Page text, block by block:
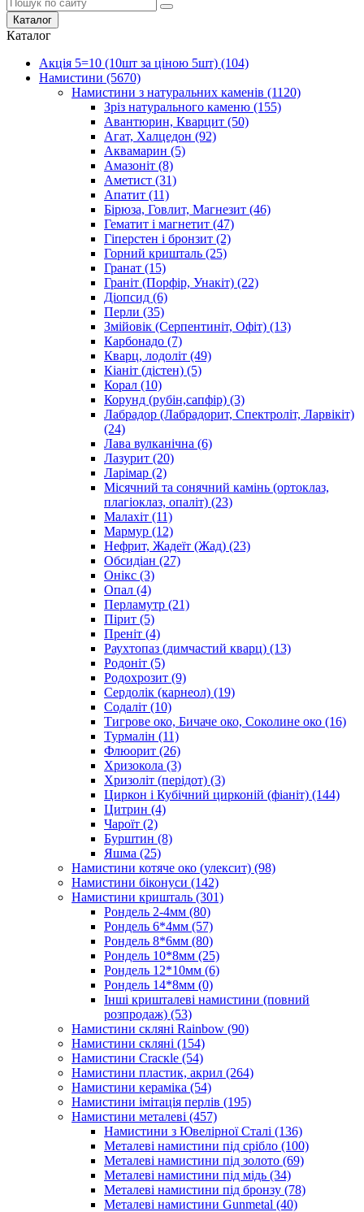
Каталог
Каталог
Акція 5=10 (10шт за ціною 5шт) (104)
Намистини (5670)
Намистини з натуральних каменів (1120)
Зріз натурального каменю (155)
Авантюрин, Кварцит (50)
Агат, Халцедон (92)
Аквамарин (5)
Амазоніт (8)
Аметист (31)
Апатит (11)
Бірюза, Говлит, Магнезит (46)
Гематит і магнетит (47)
Гіперстен і бронзит (2)
Горний кришталь (25)
Гранат (15)
Граніт (Порфір, Унакіт) (22)
Діопсид (6)
Перли (35)
Змійовік (Серпентиніт, Офіт) (13)
Карбонадо (7)
Кварц, лодоліт (49)
Кіаніт (дістен) (5)
Корал (10)
Корунд (рубін,сапфір) (3)
Лабрадор (Лабрадорит, Спектроліт, Ларвікіт)
(24)
Лава вулканічна (6)
Лазурит (20)
Ларімар (2)
Місячний та сонячний камінь (ортоклаз,
плагіоклаз, опаліт) (23)
Малахіт (11)
Мармур (12)
Нефрит, Жадеїт (Жад) (23)
Обсидіан (27)
Онікс (3)
Опал (4)
Перламутр (21)
Пірит (5)
Преніт (4)
Раухтопаз (димчастий кварц) (13)
Родоніт (5)
Родохрозит (9)
Сердолік (карнеол) (19)
Содаліт (10)
Тигрове око, Бичаче око, Соколине око (16)
Турмалін (11)
Флюорит (26)
Хризокола (3)
Хризоліт (перідот) (3)
Циркон і Кубічний цирконій (фіаніт) (144)
Цитрин (4)
Чароїт (2)
Бурштин (8)
Яшма (25)
Намистини котяче око (улексит) (98)
Намистини біконуси (142)
Намистини кришталь (301)
Рондель 2-4мм (80)
Рондель 6*4мм (57)
Рондель 8*6мм (80)
Рондель 10*8мм (25)
Рондель 12*10мм (6)
Рондель 14*8мм (0)
Інші кришталеві намистини (повний
розпродаж) (53)
Намистини скляні Rainbow (90)
Намистини скляні (154)
Намистини Cracкle (54)
Намистини пластик, акрил (264)
Намистини кераміка (54)
Намистини імітація перлів (195)
Намистини металеві (457)
Намистини з Ювелірної Сталі (136)
Металеві намистини під срібло (100)
Металеві намистини під золото (69)
Металеві намистини під мідь (34)
Металеві намистини під бронзу (78)
Металеві намистини Gunmetal (40)